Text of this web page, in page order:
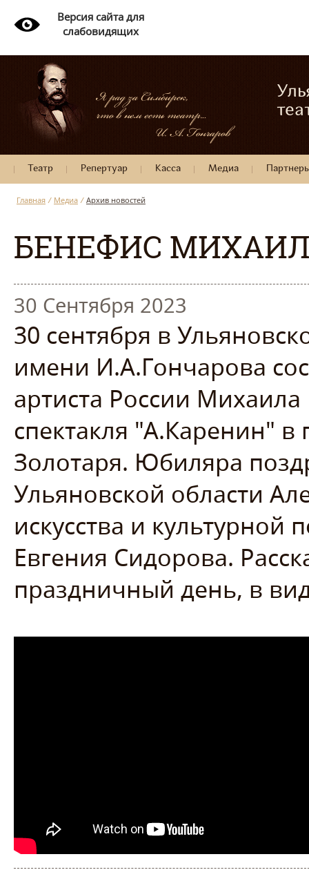
Версия сайта для
слабовидящих
Театр Репертуар Касса Медиа
Главная / Медиа / Архив новостей
БЕНЕФИС
30 Сентября 2023
30 сентября в
имени И.А.Гончарова
артиста России
спектакля "А.Каренин"
Золотаря. Юбиляра
Ульяновской области
искусства и культурной
Евгения Сидорова.
праздничный день, в